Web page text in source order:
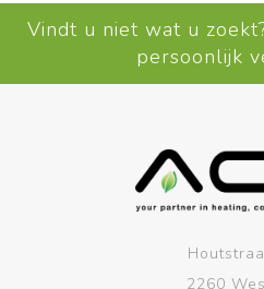
Vindt u niet wat u
persoonlijk
2260